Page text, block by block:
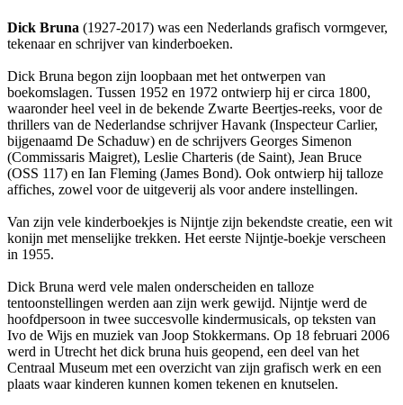
Dick Bruna (1927-2017) was een Nederlands grafisch vormgever,
tekenaar en schrijver van kinderboeken.
Dick Bruna begon zijn loopbaan met het ontwerpen van
boekomslagen. Tussen 1952 en 1972 ontwierp hij er circa 1800,
waaronder heel veel in de bekende Zwarte Beertjes-reeks, voor de
thrillers van de Nederlandse schrijver Havank (Inspecteur Carlier,
bijgenaamd De Schaduw) en de schrijvers Georges Simenon
(Commissaris Maigret), Leslie Charteris (de Saint), Jean Bruce
(OSS 117) en Ian Fleming (James Bond). Ook ontwierp hij talloze
affiches, zowel voor de uitgeverij als voor andere instellingen.
Van zijn vele kinderboekjes is Nijntje zijn bekendste creatie, een wit
konijn met menselijke trekken. Het eerste Nijntje-boekje verscheen
in 1955.
Dick Bruna werd vele malen onderscheiden en talloze
tentoonstellingen werden aan zijn werk gewijd. Nijntje werd de
hoofdpersoon in twee succesvolle kindermusicals, op teksten van
Ivo de Wijs en muziek van Joop Stokkermans. Op 18 februari 2006
werd in Utrecht het dick bruna huis geopend, een deel van het
Centraal Museum met een overzicht van zijn grafisch werk en een
plaats waar kinderen kunnen komen tekenen en knutselen.